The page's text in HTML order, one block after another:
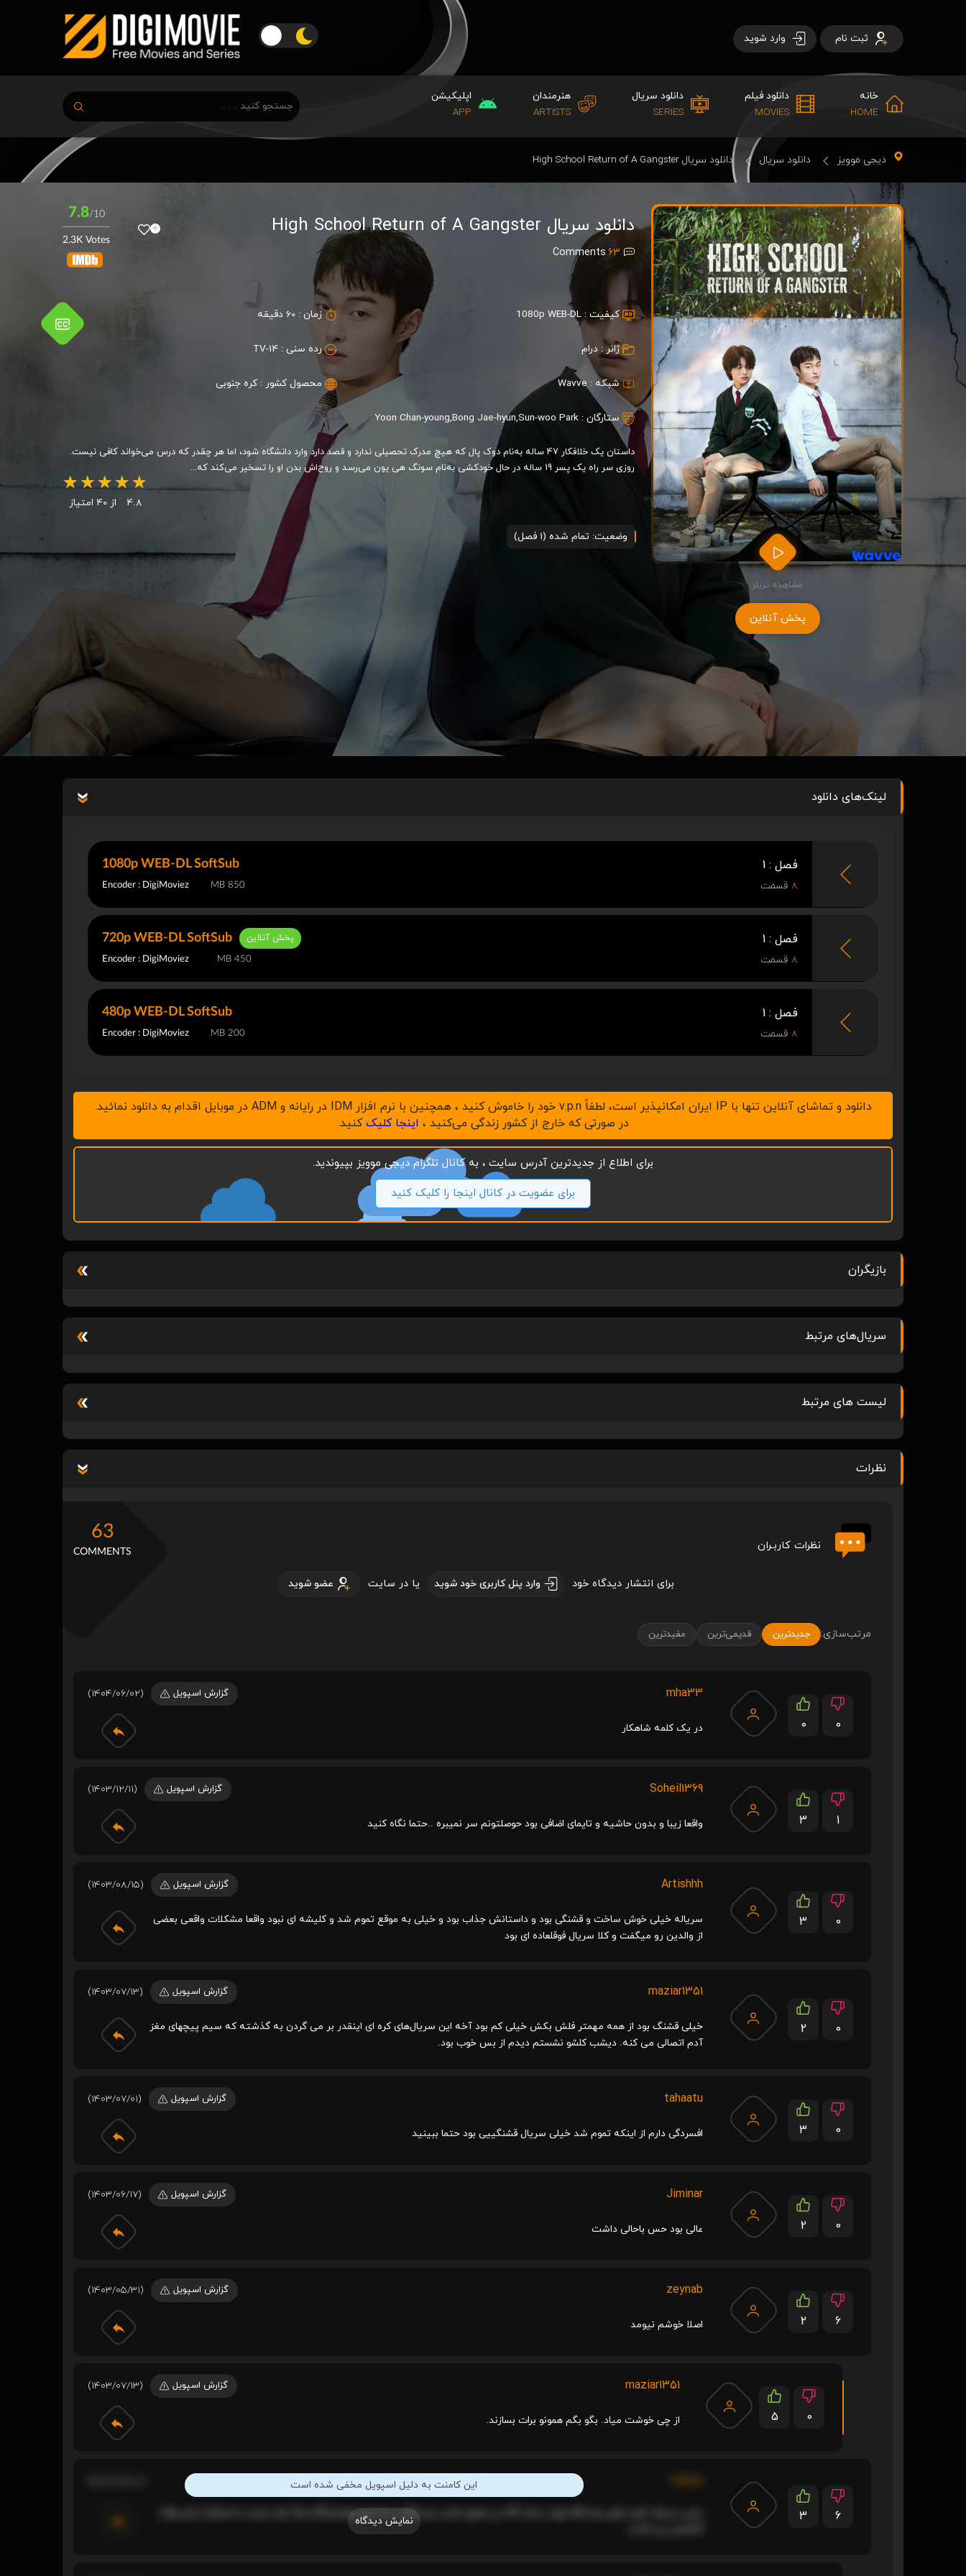
ثبت نام وارد شوید
خانه
HOME
دانلود فیلم
MOVIES
دانلود سریال
SERIES
هنرمندان
ARTISTS
اپلیکیشن
APP
دیجی موویز دانلود سریال دانلود سریال High School Return of A Gangster
مشاهده تریلر
پخش آنلاین
7.8/10
2.3K Votes
دانلود سریال High School Return of A Gangster
63
Comments
کیفیت : 1080p WEB-DL زمان : 60 دقیقه
ژانر : درام رده سنی : TV-14
شبکه : Wavve محصول کشور : کره جنوبی
ستارگان : Yoon Chan-young,Bong Jae-hyun,Sun-woo Park
داستان یک خلافکار 47 ساله به‌نام دوک پال که هیچ مدرک تحصیلی ندارد و قصد دارد وارد دانشگاه شود، اما هر چقدر که درس می‌خواند کافی نیست.
روزی سر راه یک پسر 19 ساله در حال خودکشی به‌نام سونگ هی یون می‌رسد و روح‌اش بدن او را تسخیر می‌کند که...
4.8 از 40 امتیاز
وضعیت: تمام شده (1 فصل)
لینک‌های دانلود
فصل : 1
8 قسمت
1080p WEB-DL SoftSub
Encoder : DigiMoviez 850 MB
فصل : 1
8 قسمت
720p WEB-DL SoftSub پخش آنلاین
Encoder : DigiMoviez 450 MB
فصل : 1
8 قسمت
480p WEB-DL SoftSub
Encoder : DigiMoviez 200 MB
دانلود و تماشای آنلاین تنها با IP ایران امکانپذیر است، لطفاً v.p.n خود را خاموش کنید ، همچنین با نرم افزار IDM در رایانه و ADM در موبایل اقدام به دانلود نمائید.
در صورتی که خارج از کشور زندگی می‌کنید ، اینجا کلیککنید.
برای اطلاع از جدیدترین آدرس سایت ، به کانال تلگرام دیجی موویز بپیوندید.
برای عضویت در کانال اینجا را کلیک کنید
بازیگران
سریال‌های مرتبط
لیست های مرتبط
نظرات
نظرات کاربـران
63
COMMENTS
برای انتشار دیدگاه خود وارد پنل کاربری خود شوید یا در سایت عضو شوید
مرتب‌سازی: جدیدترین قدیمی‌ترین مفیدترین
0 0
mha33 گزارش اسپویل (1404/06/02)
در یک کلمه شاهکار
3 1
Soheil1369 گزارش اسپویل (1403/12/11)
واقعا زیبا و بدون حاشیه و تایمای اضافی بود حوصلتونم سر نمیبره ..حتما نگاه کنید
3 0
Artishhh گزارش اسپویل (1403/08/15)
سریاله خیلی خوش ساخت و قشنگی بود و داستانش جذاب بود و خیلی به موقع تموم شد و کلیشه ای نبود واقعا مشکلات واقعی بعضی
از والدین رو میگفت و کلا سریال فوقلعاده ای بود
2 0
maziar1351 گزارش اسپویل (1403/07/13)
خیلی قشنگ بود از همه مهمتر فلش بکش خیلی کم بود آخه این سریال‌های کره ای اینقدر بر می گردن به گذشته که سیم پیچهای مغز
آدم اتصالی می کنه. دیشب کلشو نشستم دیدم از بس خوب بود.
3 0
tahaatu گزارش اسپویل (1403/07/01)
افسردگی دارم از اینکه تموم شد خیلی سریال قشنگییی بود حتما ببینید
2 0
Jiminar گزارش اسپویل (1403/06/17)
عالی بود حس باحالی داشت
2 6
zeynab گزارش اسپویل (1403/05/31)
اصلا خوشم نیومد
5 0
maziar1351 گزارش اسپویل (1403/07/13)
از چی خوشت میاد. بگو بگم همونو برات بسازند.
3 6
این کامنت به دلیل اسپویل مخفی شده است
نمایش دیدگاه